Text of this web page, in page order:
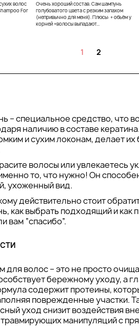
волос
For
Очень хороший состав. Сам шампунь
голубоватого цвета с резким запахом
(непривычно для меня). Плюсы: + объём у
корней +волосы выпадают...
1 2
– специальное средство, что
наличию в составе
и сухим локонам, делает
волосы или увлекаетесь
то, что нужно! Он
ухоженный вид.
действительно стоит
как выбрать подходящий и как
вам “спасибо”.
для волос – это не просто
бережному уходу, а
содержит протеины,
поврежденные участки.
уход снизит воздействия
манипуляций с